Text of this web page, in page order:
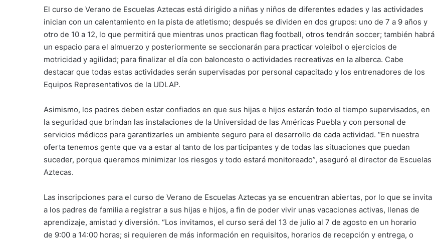
El curso de Verano de Escuelas Aztecas está dirigido a niñas y niños de diferentes edades y las actividades
inician con un calentamiento en la pista de atletismo; después se dividen en dos grupos: uno de 7 a 9 años y
otro de 10 a 12, lo que permitirá que mientras unos practican flag football, otros tendrán soccer; también habrá
un espacio para el almuerzo y posteriormente se seccionarán para practicar voleibol o ejercicios de
motricidad y agilidad; para finalizar el día con baloncesto o actividades recreativas en la alberca. Cabe
destacar que todas estas actividades serán supervisadas por personal capacitado y los entrenadores de los
Equipos Representativos de la UDLAP.
Asimismo, los padres deben estar confiados en que sus hijas e hijos estarán todo el tiempo supervisados, en
la seguridad que brindan las instalaciones de la Universidad de las Américas Puebla y con personal de
servicios médicos para garantizarles un ambiente seguro para el desarrollo de cada actividad. “En nuestra
oferta tenemos gente que va a estar al tanto de los participantes y de todas las situaciones que puedan
suceder, porque queremos minimizar los riesgos y todo estará monitoreado”, aseguró el director de Escuelas
Aztecas.
Las inscripciones para el curso de Verano de Escuelas Aztecas ya se encuentran abiertas, por lo que se invita
a los padres de familia a registrar a sus hijas e hijos, a fin de poder vivir unas vacaciones activas, llenas de
aprendizaje, amistad y diversión. “Los invitamos, el curso será del 13 de julio al 7 de agosto en un horario
de 9:00 a 14:00 horas; si requieren de más información en requisitos, horarios de recepción y entrega, o